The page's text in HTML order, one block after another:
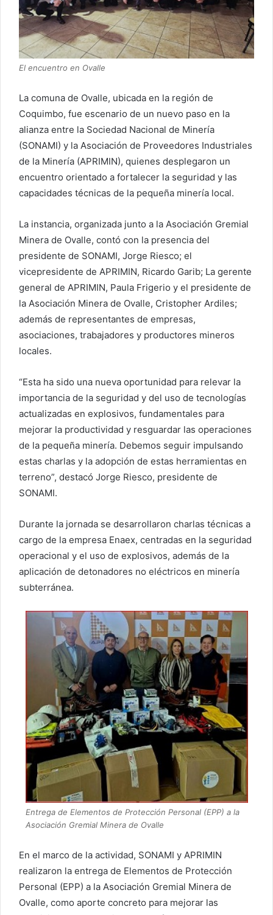
El encuentro en Ovalle
La comuna de Ovalle, ubicada en la región de
Coquimbo, fue escenario de un nuevo paso en la
alianza entre la Sociedad Nacional de Minería
(SONAMI) y la Asociación de Proveedores Industriales
de la Minería (APRIMIN), quienes desplegaron un
encuentro orientado a fortalecer la seguridad y las
capacidades técnicas de la pequeña minería local.
La instancia, organizada junto a la Asociación Gremial
Minera de Ovalle, contó con la presencia del
presidente de SONAMI, Jorge Riesco; el
vicepresidente de APRIMIN, Ricardo Garib; La gerente
general de APRIMIN, Paula Frigerio y el presidente de
la Asociación Minera de Ovalle, Cristopher Ardiles;
además de representantes de empresas,
asociaciones, trabajadores y productores mineros
locales.
“Esta ha sido una nueva oportunidad para relevar la
importancia de la seguridad y del uso de tecnologías
actualizadas en explosivos, fundamentales para
mejorar la productividad y resguardar las operaciones
de la pequeña minería. Debemos seguir impulsando
estas charlas y la adopción de estas herramientas en
terreno”, destacó Jorge Riesco, presidente de
SONAMI.
Durante la jornada se desarrollaron charlas técnicas a
cargo de la empresa Enaex, centradas en la seguridad
operacional y el uso de explosivos, además de la
aplicación de detonadores no eléctricos en minería
subterránea.
Entrega de Elementos de Protección Personal (EPP) a la
Asociación Gremial Minera de Ovalle
En el marco de la actividad, SONAMI y APRIMIN
realizaron la entrega de Elementos de Protección
Personal (EPP) a la Asociación Gremial Minera de
Ovalle, como aporte concreto para mejorar las